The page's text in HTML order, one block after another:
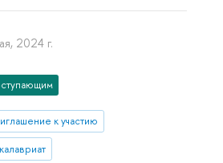
2024 г.
к участию